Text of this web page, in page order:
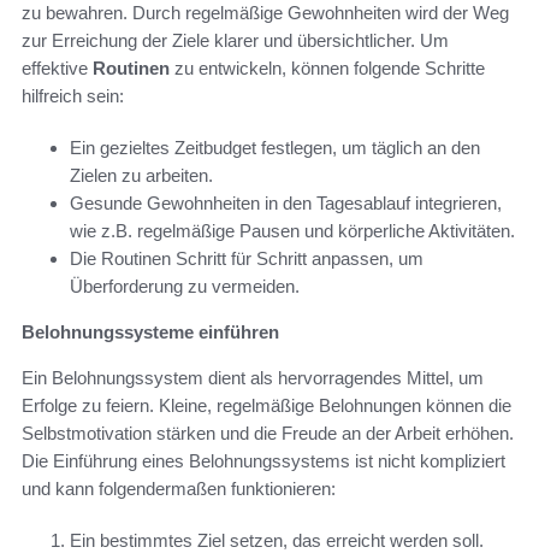
zu bewahren. Durch regelmäßige Gewohnheiten wird der Weg
zur Erreichung der Ziele klarer und übersichtlicher. Um
effektive Routinen zu entwickeln, können folgende Schritte
hilfreich sein:
Ein gezieltes Zeitbudget festlegen, um täglich an den
Zielen zu arbeiten.
Gesunde Gewohnheiten in den Tagesablauf integrieren,
wie z.B. regelmäßige Pausen und körperliche Aktivitäten.
Die Routinen Schritt für Schritt anpassen, um
Überforderung zu vermeiden.
Belohnungssysteme einführen
Ein Belohnungssystem dient als hervorragendes Mittel, um
Erfolge zu feiern. Kleine, regelmäßige Belohnungen können die
Selbstmotivation stärken und die Freude an der Arbeit erhöhen.
Die Einführung eines Belohnungssystems ist nicht kompliziert
und kann folgendermaßen funktionieren:
Ein bestimmtes Ziel setzen, das erreicht werden soll.